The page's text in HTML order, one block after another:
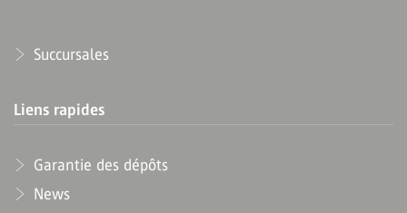
Succursales
Liens rapides
Garantie des dépôts
News